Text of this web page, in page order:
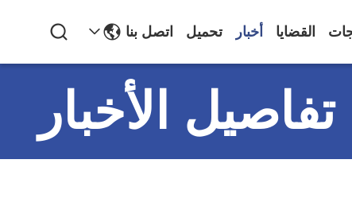
القضايا أخبار تحميل اتصل بنا
تفاصيل الأخبار